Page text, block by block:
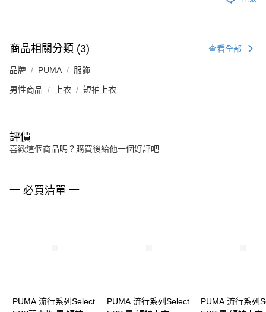
商品相關分類 (3) 查看全部
品牌 PUMA 服飾
男性商品 上衣 短袖上衣
評價
喜歡這個商品嗎？購買後給他一個好評吧
一 必買清單 一
PUMA 流行系列Select
PUMA 流行系列Select
PUMA 流行系列